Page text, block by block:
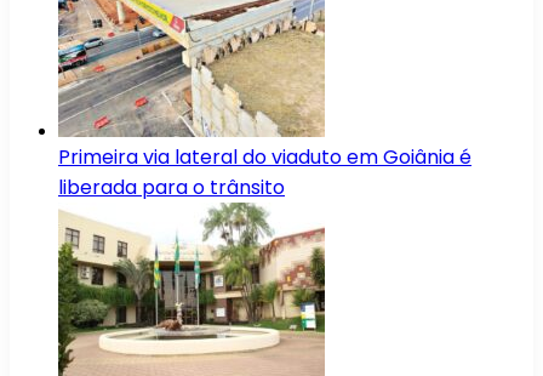
Primeira via lateral do viaduto em Goiânia é
liberada para o trânsito